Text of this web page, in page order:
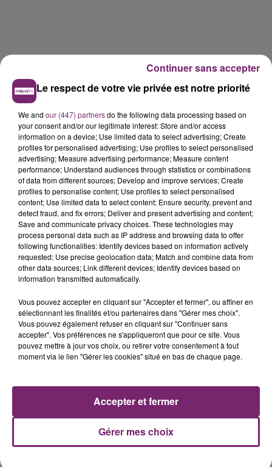
La Bulle - Guinguette éphémère
de Frelinghien !
éclipse solaire du 12 Août 2026
Le respect de votre vie privée est notre priorité
We and our (447) partnersdo the following data processing based on
your consent and/or our legitimate interest: Store and/or access
information on a device; Use limited data to select advertising; Create
profiles for personalised advertising; Use profiles to select personalised
advertising; Measure advertising performance; Measure content
performance; Understand audiences through statistics or combinations
of data from different sources; Develop and improve services; Create
profiles to personalise content; Use profiles to select personalised
content; Use limited data to select content; Ensure security, prevent and
detect fraud, and fix errors; Deliver and present advertising and content;
Save and communicate privacy choices. These technologies may
process personal data such as IP address and browsing data to offer
following functionalities: Identify devices based on information actively
requested; Use precise geolocation data; Match and combine data from
other data sources; Link different devices; Identify devices based on
information transmitted automatically.
Vous pouvez accepter en cliquant sur "Accepter et fermer", ou affiner en
sélectionnant les finalités et/ou partenaires dans "Gérer mes choix".
Vous pouvez également refuser en cliquant sur "Continuer sans
accepter". Vos préférences ne s'appliqueront que pour ce site. Vous
pouvez mettre à jour vos choix, ou retirer votre consentement à tout
moment via le lien "Gérer les cookies" situé en bas de chaque page.
Gérer mes choix
Accepter et fermer
Continuer sans accepter